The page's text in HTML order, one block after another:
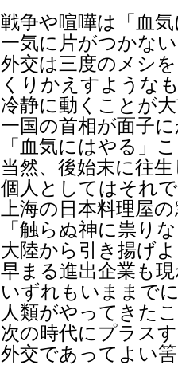
戦争や喧嘩は「血
一気に片がつかな
外交は三度のメシを
くりかえすような
冷静に動くことが
一国の首相が面子
「血気にはやる」
当然、後始末に往
個人としてはそれ
上海の日本料理屋
「触らぬ神に祟り
大陸から引き揚げ
早まる進出企業も
いずれもいままで
人類がやってきた
次の時代にプラス
外交であってよい